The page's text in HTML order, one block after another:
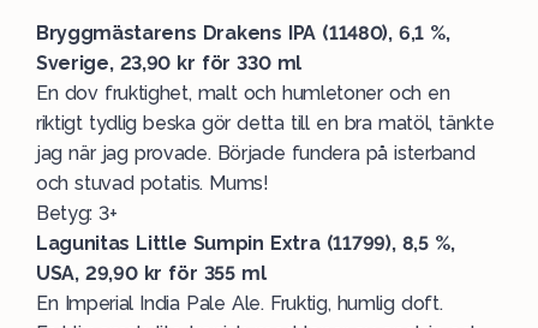
Bryggmästarens Drakens IPA (11480), 6,1 %,
Sverige, 23,90 kr för 330 ml
En dov fruktighet, malt och humletoner och en
riktigt tydlig beska gör detta till en bra matöl, tänkte
jag när jag provade. Började fundera på isterband
och stuvad potatis. Mums!
Betyg: 3+
Lagunitas Little Sumpin Extra (11799), 8,5 %,
USA, 29,90 kr för 355 ml
En Imperial India Pale Ale. Fruktig, humlig doft.